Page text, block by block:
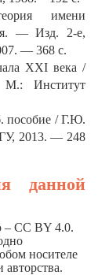
имени
— Изд. 2-е,
— 368 с.
XXI века /
Институт
пособие / Г.Ю.
2013. — 248
данной
– CC BY 4.0.
носителе